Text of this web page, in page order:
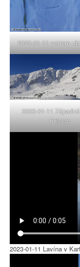
2023-01-11 vetrom
2023-01-11
Príslop
2023-01-11 Lavína v